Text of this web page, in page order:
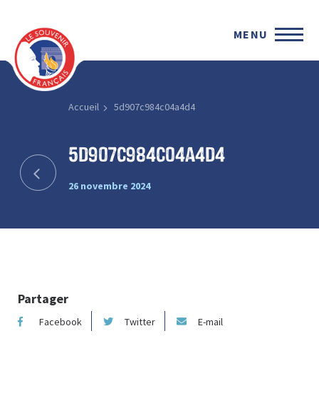
MENU
Accueil 5d907c984c04a4d4
5d907c984c04a4d4
26 novembre 2024
Partager
Facebook Twitter E-mail